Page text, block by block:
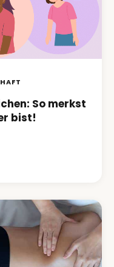
So merkst
bist!